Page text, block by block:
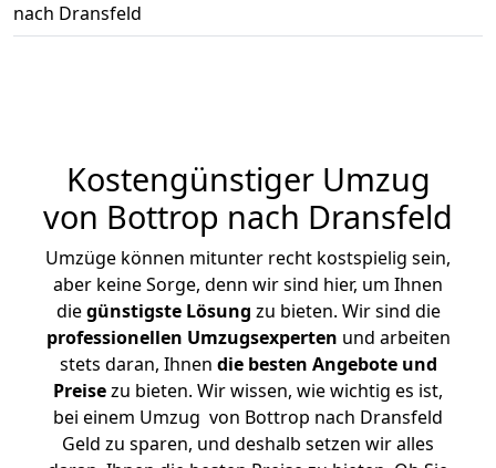
nach Dransfeld
Kostengünstiger Umzug
von Bottrop nach Dransfeld
Umzüge können mitunter recht kostspielig sein,
aber keine Sorge, denn wir sind hier, um Ihnen
diegünstigste Lösung zu bieten. Wir sind die
professionellen Umzugsexperten und arbeiten
stets daran, Ihnen die besten Angebote und
Preisezu bieten. Wir wissen, wie wichtig es ist,
bei einem Umzug von Bottrop nach Dransfeld
Geld zu sparen, und deshalb setzen wir alles